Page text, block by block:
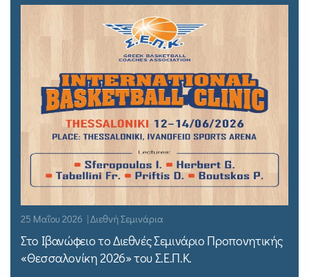
25 Μαΐου 2026 | Διεθνή Σεμινάρια
Στο Ιβανώφειο το Διεθνές Σεμινάριο Προπονητικής
«Θεσσαλονίκη 2026» του Σ.Ε.Π.Κ.